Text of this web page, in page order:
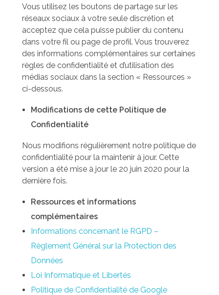
Vous utilisez les boutons de partage sur les
réseaux sociaux à votre seule discrétion et
acceptez que cela puisse publier du contenu
dans votre fil ou page de profil. Vous trouverez
des informations complémentaires sur certaines
règles de confidentialité et d’utilisation des
médias sociaux dans la section « Ressources »
ci-dessous.
Modifications de cette Politique de
Confidentialité
Nous modifions régulièrement notre politique de
confidentialité pour la maintenir à jour. Cette
version a été mise à jour le 20 juin 2020 pour la
dernière fois.
Ressources et informations
complémentaires
Informations concernant le RGPD –
Règlement Général sur la Protection des
Données
Loi Informatique et Libertés
Politique de Confidentialité de Google